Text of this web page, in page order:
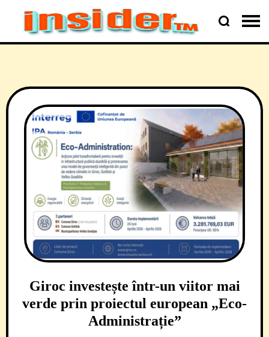
Giroc investește într-un viitor mai
verde prin proiectul european „Eco-
Administrație”